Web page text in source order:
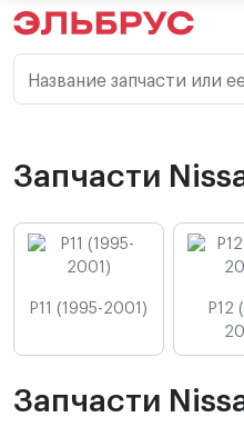
Название запчасти или
Запчасти
P11 (1995-2001)
P12
Запчасти